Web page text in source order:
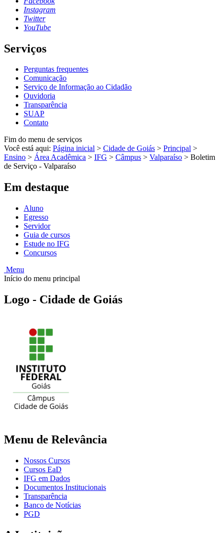
Instagram
Twitter
YouTube
Serviços
Perguntas frequentes
Comunicação
Serviço de Informação ao Cidadão
Ouvidoria
Transparência
SUAP
Contato
Fim do menu de serviços
Você está aqui: Página inicial > Cidade de Goiás > Principal >
Ensino > Área Acadêmica > IFG > Câmpus > Valparaíso > Boletim
de Serviço - Valparaíso
Em destaque
Aluno
Egresso
Servidor
Guia de cursos
Estude no IFG
Concursos
Menu
Início do menu principal
Logo - Cidade de Goiás
Menu de Relevância
Nossos Cursos
Cursos EaD
IFG em Dados
Documentos Institucionais
Transparência
Banco de Notícias
PGD